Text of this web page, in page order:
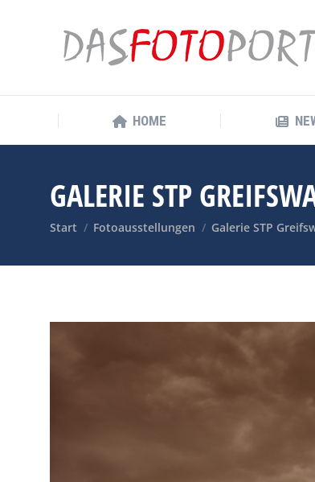
HOME
GALERIE STP
Sie befinden sich hier:
Start Fotoausstellungen Galerie STP
HOME